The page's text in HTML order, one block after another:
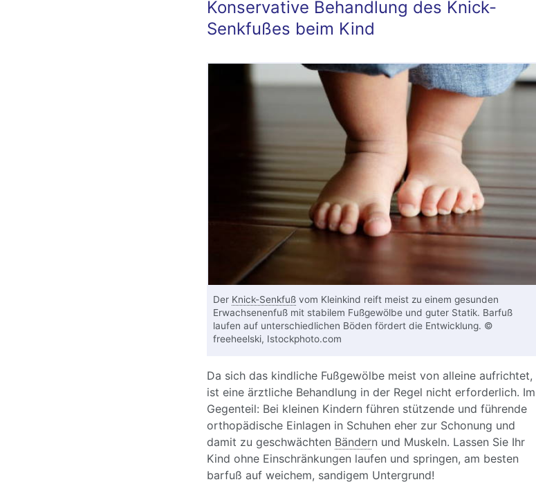
Konservative Behandlung des Knick-
Senkfußes beim Kind
Der Knick-Senkfußvom Kleinkind reift meist zu einem gesunden
Erwachsenenfuß mit stabilem Fußgewölbe und guter Statik. Barfuß
laufen auf unterschiedlichen Böden fördert die Entwicklung. ©
freeheelski, Istockphoto.com
Da sich das kindliche Fußgewölbe meist von alleine aufrichtet,
ist eine ärztliche Behandlung in der Regel nicht erforderlich. Im
Gegenteil: Bei kleinen Kindern führen stützende und führende
orthopädische Einlagen in Schuhen eher zur Schonung und
damit zu geschwächten Bändern und Muskeln. Lassen Sie Ihr
Kind ohne Einschränkungen laufen und springen, am besten
barfuß auf weichem, sandigem Untergrund!